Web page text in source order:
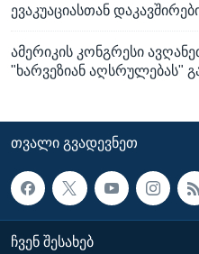
ევაკუაციასთან
ამერიკის კონგრესი
"ხარვეზიან აღსრულებას"
ᲗᲕᲐᲚᲘ ᲒᲕᲐᲓᲔᲕᲜᲔᲗ
ᲩᲕᲔᲜ ᲨᲔᲡᲐᲮᲔᲑ